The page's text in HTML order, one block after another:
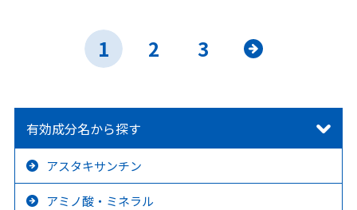
1 2 3 »
有効成分名から探す
アスタキサンチン
アミノ酸・ミネラル